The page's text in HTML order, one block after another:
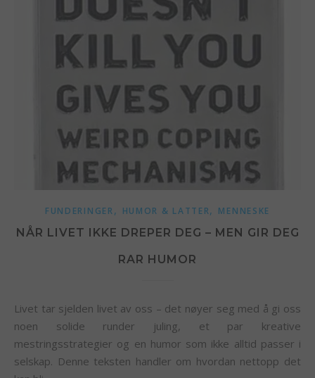
FUNDERINGER, HUMOR & LATTER, MENNESKE
NÅR LIVET IKKE DREPER DEG – MEN GIR DEG
RAR HUMOR
Livet tar sjelden livet av oss – det nøyer seg med å gi oss
noen solide runder juling, et par kreative
mestringsstrategier og en humor som ikke alltid passer i
selskap. Denne teksten handler om hvordan nettopp det